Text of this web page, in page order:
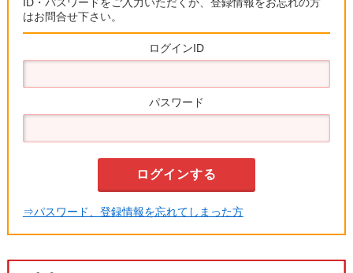
はお問合せ下さい。
ログインID
パスワード
⇒パスワード、登録情報を忘れてしまった方